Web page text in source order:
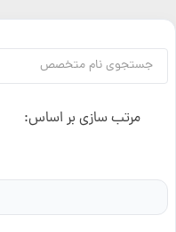
مرتب سازی بر اساس: